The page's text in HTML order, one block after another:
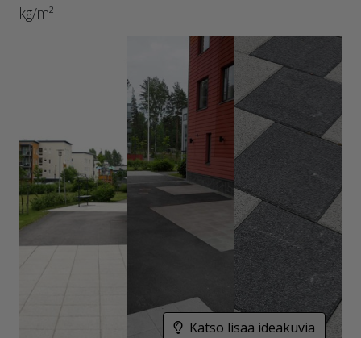
kg/m²
Katso lisää ideakuvia